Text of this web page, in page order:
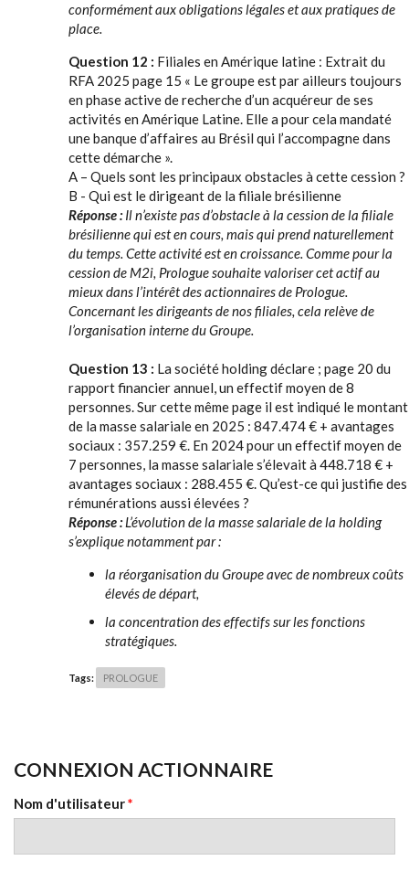
conformément aux obligations légales et aux pratiques de
place.
Question 12 : Filiales en Amérique latine : Extrait du
RFA 2025 page 15 « Le groupe est par ailleurs toujours
en phase active de recherche d’un acquéreur de ses
activités en Amérique Latine. Elle a pour cela mandaté
une banque d’affaires au Brésil qui l’accompagne dans
cette démarche ».
A – Quels sont les principaux obstacles à cette cession ?
B - Qui est le dirigeant de la filiale brésilienne
Réponse :Il n’existe pas d’obstacle à la cession de la filiale
brésilienne qui est en cours, mais qui prend naturellement
du temps. Cette activité est en croissance. Comme pour la
cession de M2i, Prologue souhaite valoriser cet actif au
mieux dans l’intérêt des actionnaires de Prologue.
Concernant les dirigeants de nos filiales, cela relève de
l’organisation interne du Groupe.
Question 13 : La société holding déclare ; page 20 du
rapport financier annuel, un effectif moyen de 8
personnes. Sur cette même page il est indiqué le montant
de la masse salariale en 2025 : 847.474 € + avantages
sociaux : 357.259 €. En 2024 pour un effectif moyen de
7 personnes, la masse salariale s’élevait à 448.718 € +
avantages sociaux : 288.455 €. Qu’est-ce qui justifie des
rémunérations aussi élevées ?
Réponse :L’évolution de la masse salariale de la holding
s’explique notamment par :
la réorganisation du Groupe avec de nombreux coûts
élevés de départ,
la concentration des effectifs sur les fonctions
stratégiques.
Tags: PROLOGUE
CONNEXION ACTIONNAIRE
Nom d'utilisateur*